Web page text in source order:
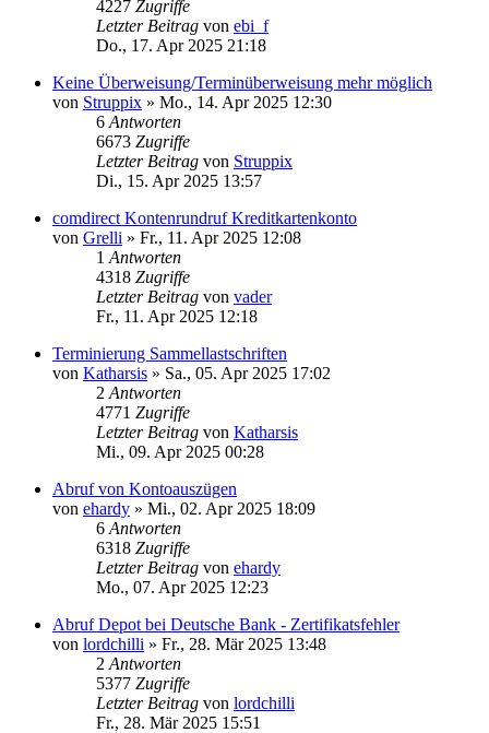
4227 Zugriffe
Letzter Beitrag von ebi_f
Do., 17. Apr 2025 21:18
Keine Überweisung/Terminüberweisung mehr möglich
von Struppix » Mo., 14. Apr 2025 12:30
6 Antworten
6673 Zugriffe
Letzter Beitrag von Struppix
Di., 15. Apr 2025 13:57
comdirect Kontenrundruf Kreditkartenkonto
von Grelli » Fr., 11. Apr 2025 12:08
1 Antworten
4318 Zugriffe
Letzter Beitrag von vader
Fr., 11. Apr 2025 12:18
Terminierung Sammellastschriften
von Katharsis » Sa., 05. Apr 2025 17:02
2 Antworten
4771 Zugriffe
Letzter Beitrag von Katharsis
Mi., 09. Apr 2025 00:28
Abruf von Kontoauszügen
von ehardy » Mi., 02. Apr 2025 18:09
6 Antworten
6318 Zugriffe
Letzter Beitrag von ehardy
Mo., 07. Apr 2025 12:23
Abruf Depot bei Deutsche Bank - Zertifikatsfehler
von lordchilli » Fr., 28. Mär 2025 13:48
2 Antworten
5377 Zugriffe
Letzter Beitrag von lordchilli
Fr., 28. Mär 2025 15:51